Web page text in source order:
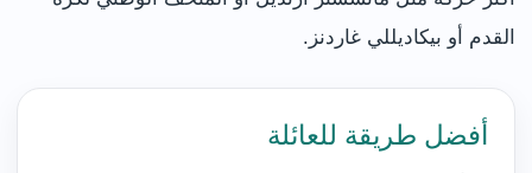
القدم أو بيكاديللي غاردنز.
أفضل طريقة للعائلة